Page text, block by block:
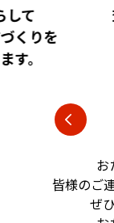
よる
目が
。
お
皆様のご
ぜ